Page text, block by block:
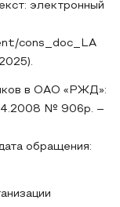
электронный
cons_doc_LA
в ОАО «РЖД»:
№ 906р. –
обращения: